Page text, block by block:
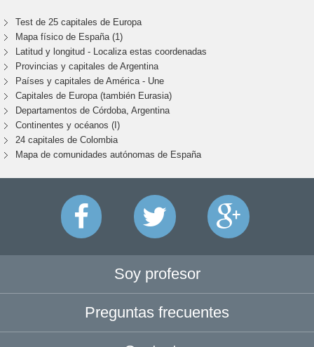
Test de 25 capitales de Europa
Mapa físico de España (1)
Latitud y longitud - Localiza estas coordenadas
Provincias y capitales de Argentina
Países y capitales de América - Une
Capitales de Europa (también Eurasia)
Departamentos de Córdoba, Argentina
Continentes y océanos (I)
24 capitales de Colombia
Mapa de comunidades autónomas de España
Soy profesor
Preguntas frecuentes